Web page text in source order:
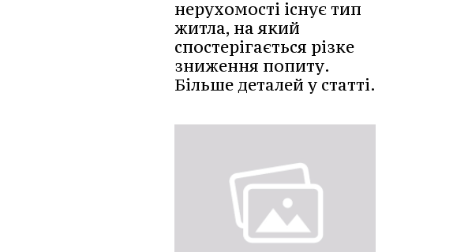
нерухомості існує тип
житла, на який
спостерігається різке
зниження попиту.
Більше деталей у статті.